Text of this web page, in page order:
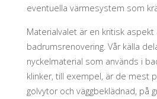
eventuella värmesystem som
Materialvalet är en kritisk aspekt
badrumsrenovering. Vår källa
nyckelmaterial som används i
klinker, till exempel, är de mest
golvytor och väggbeklädnad, på